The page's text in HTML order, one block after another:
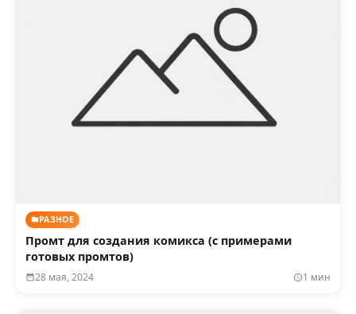
РАЗНОЕ
Промт для создания комикса (с примерами
готовых промтов)
28 мая, 2024 1 мин